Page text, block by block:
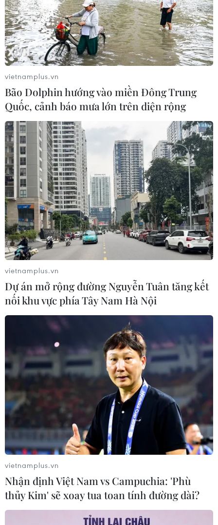
Vụ buôn lậu gần 200 triệu lít xăng: Bất
nhất lời khai của bị cáo
13/07/2022 12:48
Trả lời thẩm vấn xung quanh hành vi nhận hối lộ liên
quan đến vụ buôn lậu gần 200 triệu lít xăng, nhiều bị
cáo khai báo quanh co, bất nhất, thậm chí nhiều mâu
thuẫn với lời khai của mình trước đó.
Vụ buôn gần 200 triệu lít xăng: Một cựu
đại tá bị đề nghị chung thân
14/07/2022 04:49
Bị cáo Nguyễn Thế Anh bị Viện Kiểm sát đề nghị Hội
đồng xét xử xử phạt tù chung thân về tội "Nhận hối lộ,"
từ 1-2 năm tù về tội "Tổ chức cho người khác trốn đi
nước ngoài trái phép."
vietnamplus.vn
Bão Dolphin hướng vào miền Đông Trung
Quốc, cảnh báo mưa lớn trên diện rộng
vietnamplus.vn
Dự án mở rộng đường Nguyễn Tuân tăng kết
nối khu vực phía Tây Nam Hà Nội
vietnamplus.vn
Nhận định Việt Nam vs Campuchia: 'Phù
thủy Kim' sẽ xoay tua toan tính đường dài?